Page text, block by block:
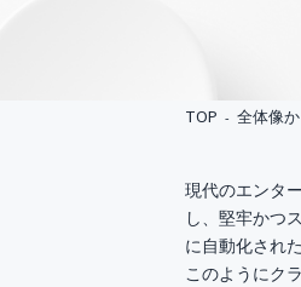
TOP 全体像
現代のエンタ
し、堅牢かつ
に自動化され
このようにク